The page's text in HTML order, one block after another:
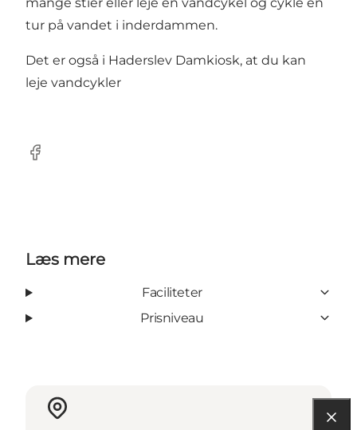
tur på vandet i inderdammen.
Det er også i Haderslev Damkiosk, at du kan
leje vandcykler
Facebook
Læs mere
Faciliteter
Prisniveau